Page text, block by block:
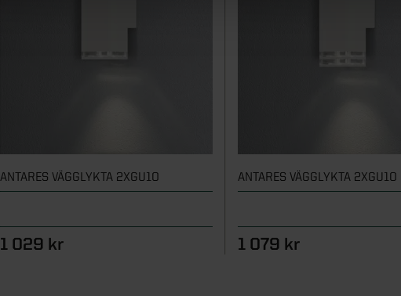
ANTARES VÄGGLYKTA 2XGU10
1 029 kr
ANTARES VÄGGLYKTA 2XGU10
1 079 kr